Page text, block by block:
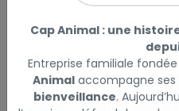
Nutrition adaptée à la
Teneur adaptée en
pour soutenir la
Système immunitaire fort
Aide à soutenir le
Cap Animal : une
Entreprise familiale
Animalaccompagne ses
bienveillance.